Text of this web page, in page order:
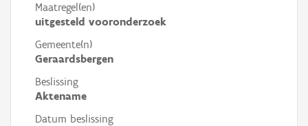
Maatregel(en)
uitgesteld vooronderzoek
Gemeente(n)
Geraardsbergen
Beslissing
Aktename
Datum beslissing